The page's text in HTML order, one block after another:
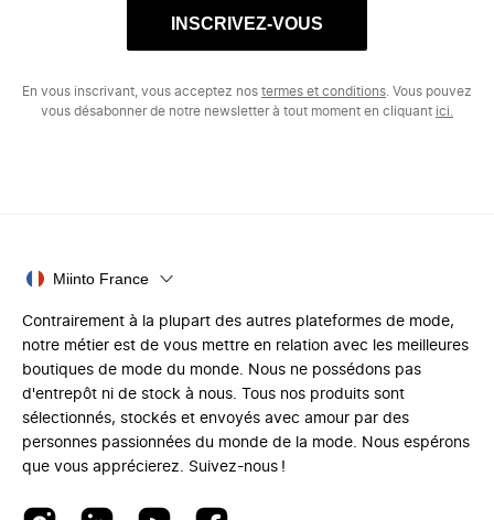
INSCRIVEZ-VOUS
En vous inscrivant, vous acceptez nos termes et conditions . Vous pouvez
vous désabonner de notre newsletter à tout moment en cliquant ici.
Miinto France
Contrairement à la plupart des autres plateformes de mode,
notre métier est de vous mettre en relation avec les meilleures
boutiques de mode du monde. Nous ne possédons pas
d'entrepôt ni de stock à nous. Tous nos produits sont
sélectionnés, stockés et envoyés avec amour par des
personnes passionnées du monde de la mode. Nous espérons
que vous apprécierez. Suivez-nous !